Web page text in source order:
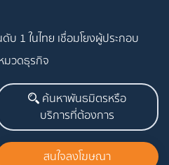
บ 1 ในไทย เชื่อมโยงผู้ประกอบ
มวดธุรกิจ
ค้นหาพันธมิตรหรือ
บริการที่ต้องการ
สนใจลงโฆษณา